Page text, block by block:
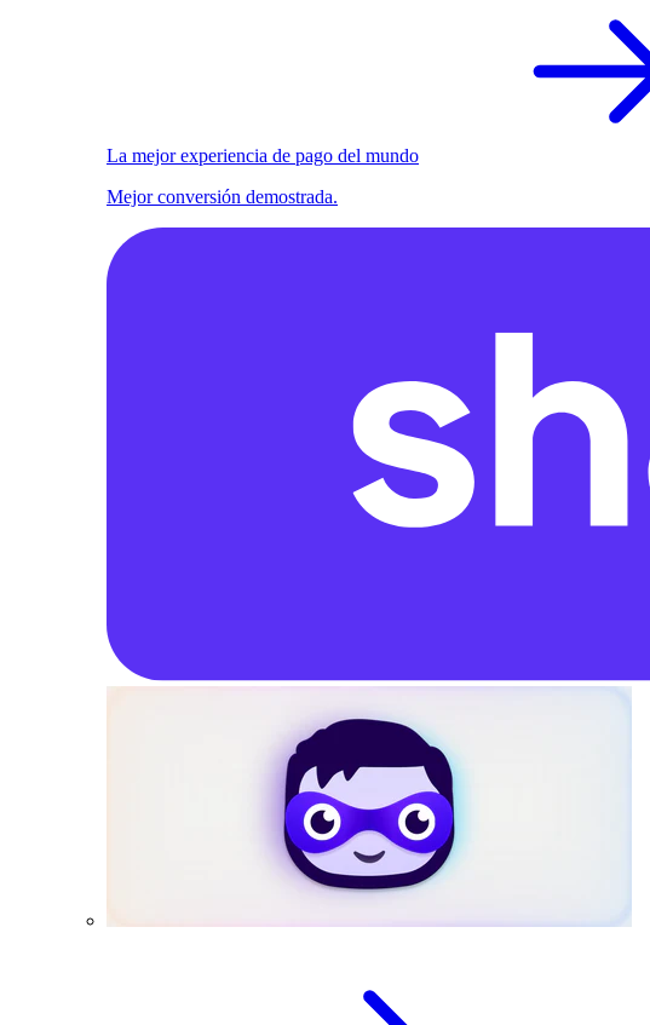
La mejor experiencia de pago del mundo
Mejor conversión demostrada.